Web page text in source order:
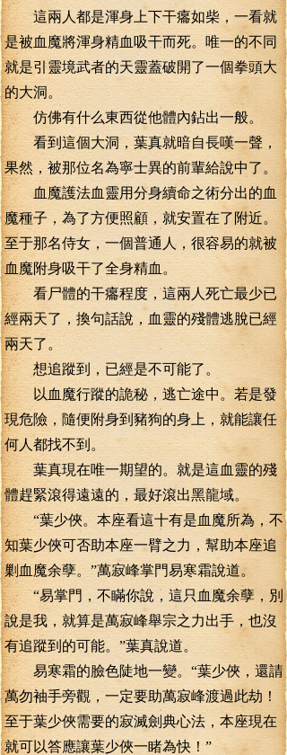
這兩人都是渾身上下干癟如柴，一看就
是被血魔將渾身精血吸干而死。唯一的不同
就是引靈境武者的天靈蓋破開了一個拳頭大
的大洞。
仿佛有什么東西從他體內鉆出一般。
看到這個大洞，葉真就暗自長嘆一聲，
果然，被那位名為寧士異的前輩給說中了。
血魔護法血靈用分身續命之術分出的血
魔種子，為了方便照顧，就安置在了附近。
至于那名侍女，一個普通人，很容易的就被
血魔附身吸干了全身精血。
看尸體的干癟程度，這兩人死亡最少已
經兩天了，換句話說，血靈的殘體逃脫已經
兩天了。
想追蹤到，已經是不可能了。
以血魔行蹤的詭秘，逃亡途中。若是發
現危險，隨便附身到豬狗的身上，就能讓任
何人都找不到。
葉真現在唯一期望的。就是這血靈的殘
體趕緊滾得遠遠的，最好滾出黑龍域。
“葉少俠。本座看這十有是血魔所為，不
知葉少俠可否助本座一臂之力，幫助本座追
剿血魔余孽。”萬寂峰掌門易寒霜說道。
“易掌門，不瞞你說，這只血魔余孽，別
說是我，就算是萬寂峰舉宗之力出手，也沒
有追蹤到的可能。”葉真說道。
易寒霜的臉色陡地一變。“葉少俠，還請
萬勿袖手旁觀，一定要助萬寂峰渡過此劫！
至于葉少俠需要的寂滅劍典心法，本座現在
就可以答應讓葉少俠一睹為快！”